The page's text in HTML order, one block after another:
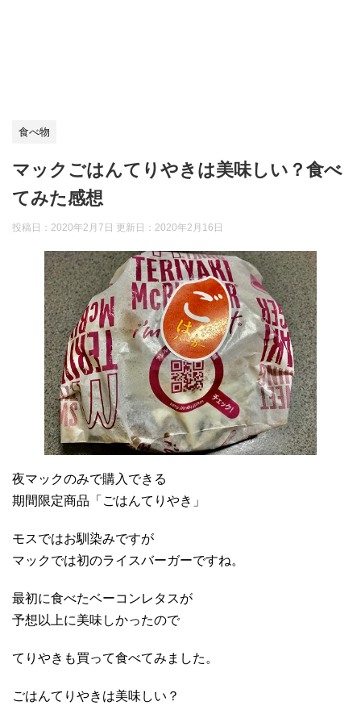
食べ物
マックごはんてりやきは美味しい？食べ
てみた感想
投稿日：2020年2月7日 更新日： 2020年2月16日
夜マックのみで購入できる
期間限定商品「ごはんてりやき」
モスではお馴染みですが
マックでは初のライスバーガーですね。
最初に食べたベーコンレタスが
予想以上に美味しかったので
てりやきも買って食べてみました。
ごはんてりやきは美味しい？